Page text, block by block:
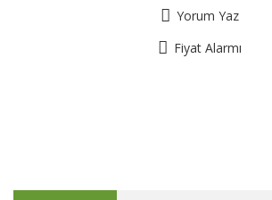
Yorum Yaz
Fiyat Alarmı